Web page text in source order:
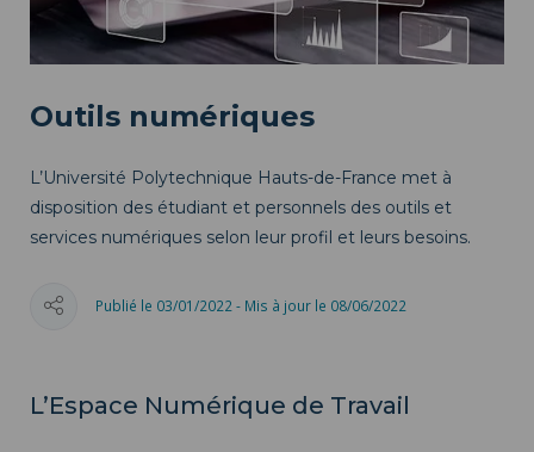
Outils numériques
L’Université Polytechnique Hauts-de-France met à
disposition des étudiant et personnels des outils et
services numériques selon leur profil et leurs besoins.
Publié le 03/01/2022 - Mis à jour le 08/06/2022
L’Espace Numérique de Travail